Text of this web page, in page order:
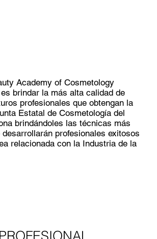
Academy of Cosmetology
brindar la más alta calidad de
profesionales que obtengan la
Estatal de Cosmetología del
brindándoles las técnicas más
profesionales exitosos
relacionada con la Industria de la